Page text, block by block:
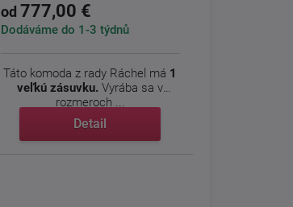
od 777,00 €
Dodáváme do 1-3 týdnů
Táto komoda z rady Ráchel má 1
veľkú zásuvku. Vyrába sa v
rozmeroch ...
Detail